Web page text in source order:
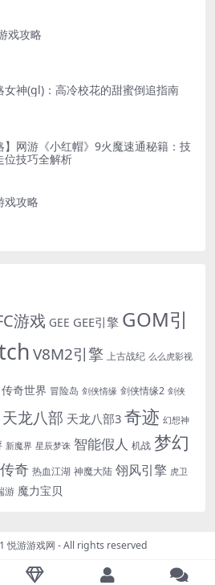
戏攻略
女神(gl)：高冷校花的甜蜜倒追指南
】网游《小红帽》9火魔速通秘籍：技
位技巧全解析
戏攻略
游戏 GEE GEE引擎 GOM引
V8M2引擎 上古战纪 么么虎影视
传奇世界 冒险岛 剑侠情缘 剑侠情缘2 剑侠
天龙八部 天龙八部3 奇迹 幻想神
新魔界 星辰梦诛 智能假人 机战 梦幻
奇 热血江湖 神魔大陆 翎风引擎 虎卫
游 魔力宝贝
悦游游戏网 - All rights reserved